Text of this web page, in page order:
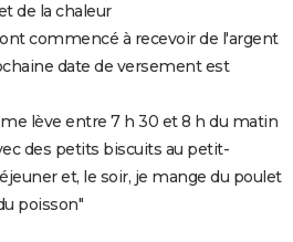
de la chaleur
commencé à recevoir de l'argent
date de versement est
me lève entre 7 h 30 et 8 h du matin
des petits biscuits au petit-
et, le soir, je mange du poulet
poisson"